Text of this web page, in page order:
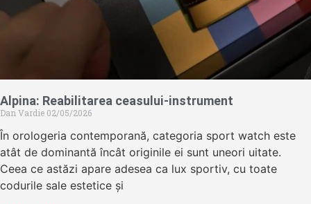
Alpina: Reabilitarea ceasului-instrument
Dan Vardie 02/05/2026
În orologeria contemporană, categoria sport watch este
atât de dominantă încât originile ei sunt uneori uitate.
Ceea ce astăzi apare adesea ca lux sportiv, cu toate
codurile sale estetice și